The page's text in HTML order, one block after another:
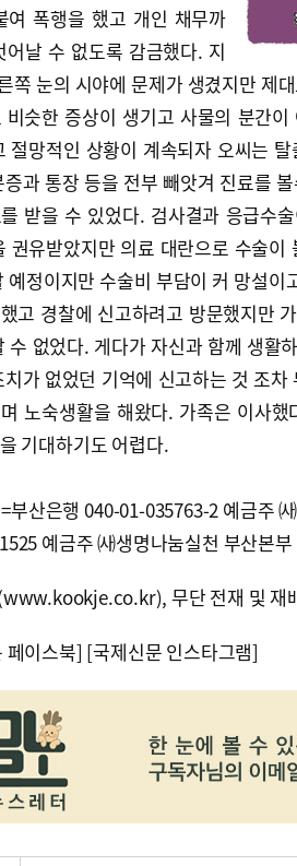
여 폭행을 했고 개인 채무까
어날 수 없도록 감금했다. 지
쪽 눈의 시야에 문제가 생겼지만 제
슷한 증상이 생기고 사물의 분간
절망적인 상황이 계속되자 오씨는
과 통장 등을 전부 빼앗겨 진료를
받을 수 있었다. 검사결과 응급수
권유받았지만 의료 대란으로 수술
예정이지만 수술비 부담이 커 망설이
고 경찰에 신고하려고 방문했지만
수 없었다. 게다가 자신과 함께 생활
가 없었던 기억에 신고하는 것 조
노숙생활을 해왔다. 가족은 이사
기대하기도 어렵다.
산은행 040-01-035763-2 예금주
예금주 ㈔생명나눔실천 부산본
무단 전재 및 재
페이스북] [국제신문 인스타그램]